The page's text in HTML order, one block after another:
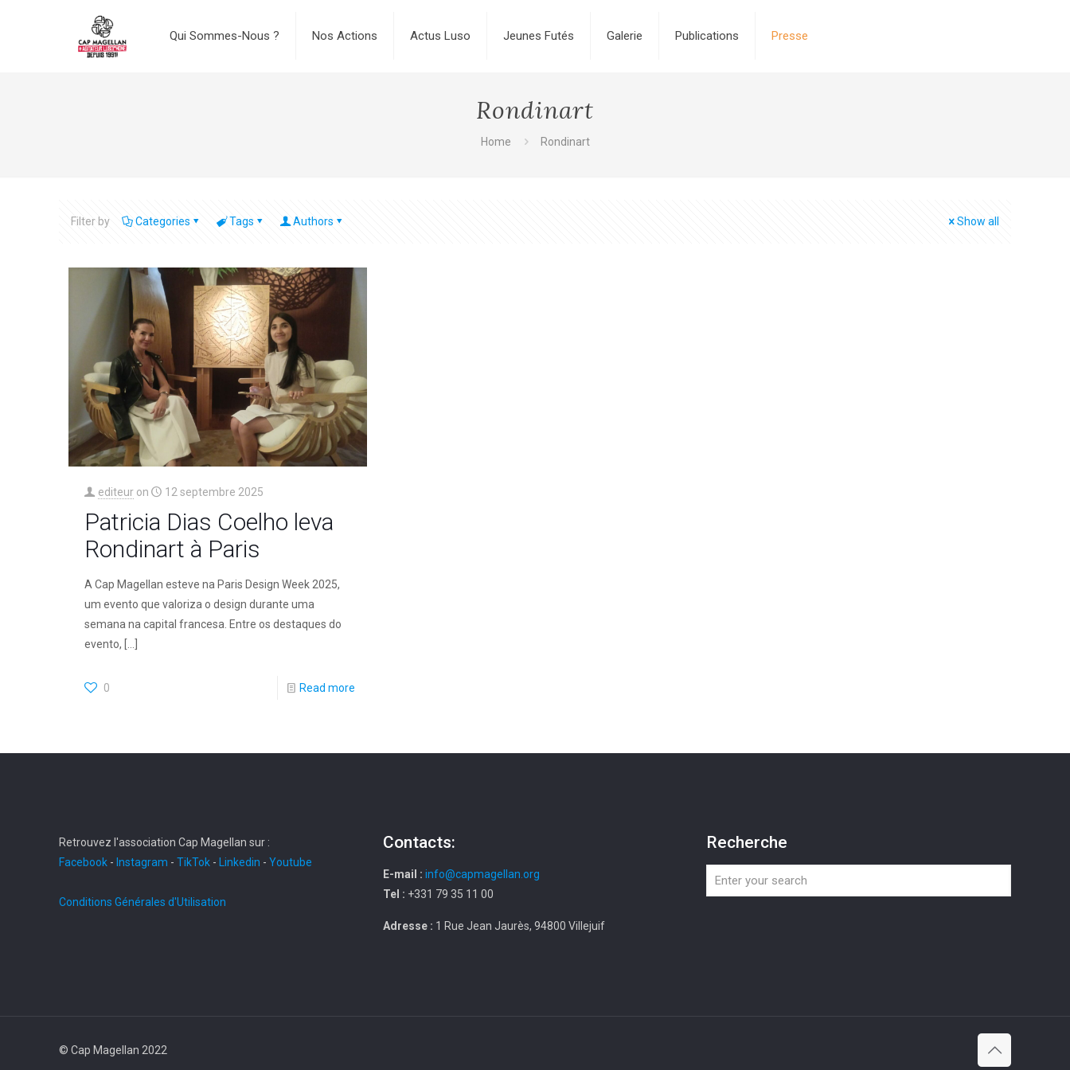
Qui Sommes-Nous ? Nos Actions Actus Luso Jeunes Futés Galerie Publications Presse
Rondinart
Home Rondinart
Filter by Categories Tags Authors Show all
editeur on 12 septembre 2025
Patricia Dias Coelho leva
Rondinart à Paris
A Cap Magellan esteve na Paris Design Week 2025,
um evento que valoriza o design durante uma
semana na capital francesa. Entre os destaques do
evento,
0 Read more
Retrouvez l'association Cap Magellan sur :
Facebook - Instagram - TikTok - Linkedin - Youtube
Conditions Générales d'Utilisation
Contacts:
E-mail : info@capmagellan.org
Tel : +331 79 35 11 00
Adresse : 1 Rue Jean Jaurès, 94800 Villejuif
Recherche
© Cap Magellan 2022